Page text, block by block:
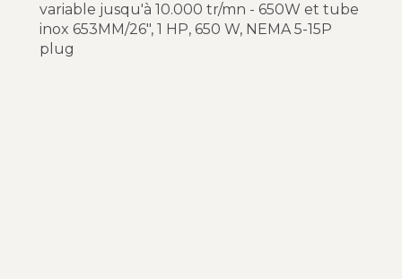
variable jusqu'à 10.000 tr/mn - 650W et tube
inox 653MM/26", 1 HP, 650 W, NEMA 5-15P
plug